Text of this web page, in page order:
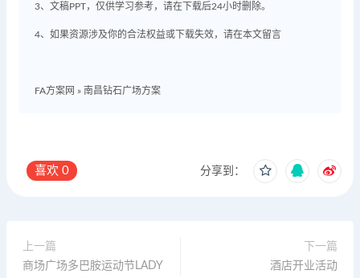
3、文稿PPT，仅供学习参考，请在下载后24小时删除。
4、如果资源涉及你的合法权益或下载失效，请在本文留言
FA方案网 » 南昌钻石广场方案
喜欢 0 分享到：
上一篇
商场广场多巴胺运动节LADY
下一篇
酒店开业活动